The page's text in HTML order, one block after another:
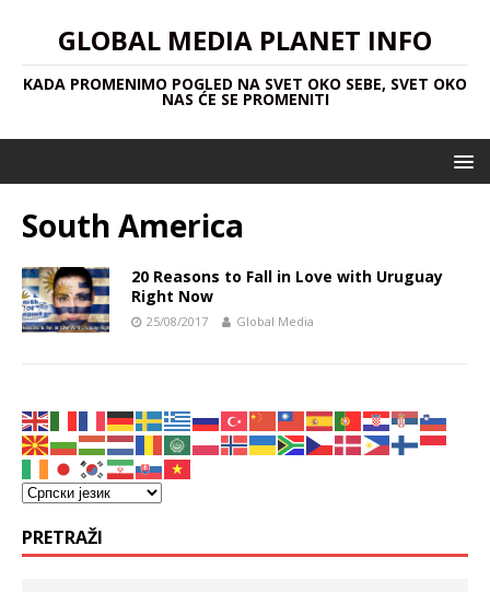
GLOBAL MEDIA PLANET INFO
KADA PROMENIMO POGLED NA SVET OKO SEBE, SVET OKO
NAS ĆE SE PROMENITI
South America
20 Reasons to Fall in Love with Uruguay
Right Now
25/08/2017 Global Media
PRETRAŽI